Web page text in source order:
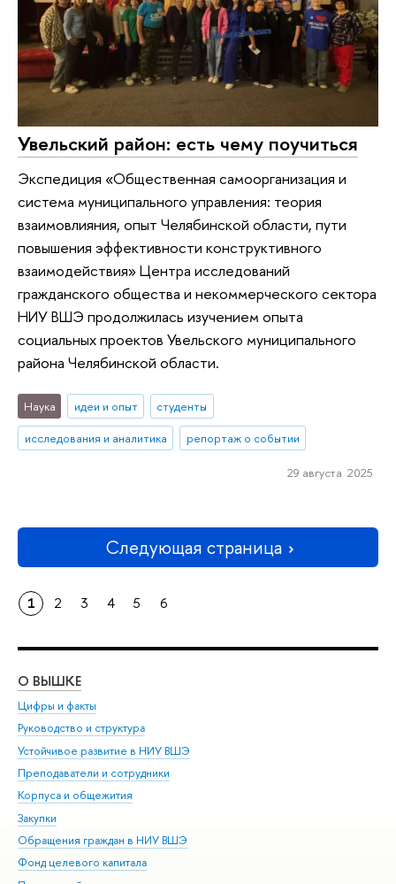
Увельский район: есть чему поучиться
Экспедиция «Общественная самоорганизация и
система муниципального управления: теория
взаимовлияния, опыт Челябинской области, пути
повышения эффективности конструктивного
взаимодействия» Центра исследований
гражданского общества и некоммерческого сектора
НИУ ВШЭ продолжилась изучением опыта
социальных проектов Увельского муниципального
района Челябинской области.
Наука идеи и опыт
студенты
исследования и аналитика
репортаж о событии
29 августа 2025
Следующая страница
1 2 3 4 5 6
О ВЫШКЕ
Цифры и факты
Руководство и структура
Устойчивое развитие в НИУ ВШЭ
Преподаватели и сотрудники
Корпуса и общежития
Закупки
Обращения граждан в НИУ ВШЭ
Фонд целевого капитала